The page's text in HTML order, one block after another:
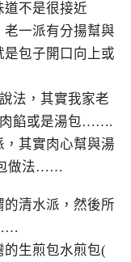
道不是很接近
一派有分揚幫與
包子開口向上或
法，其實我家老
肉餡或是湯包…….
其實肉心幫與湯
做法……
清水派，然後所
生煎包水煎包(